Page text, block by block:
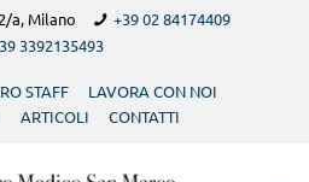
a, Milano
+39 02 84174409
3392135493
STAFF
LAVORA CON NOI
ARTICOLI CONTATTI